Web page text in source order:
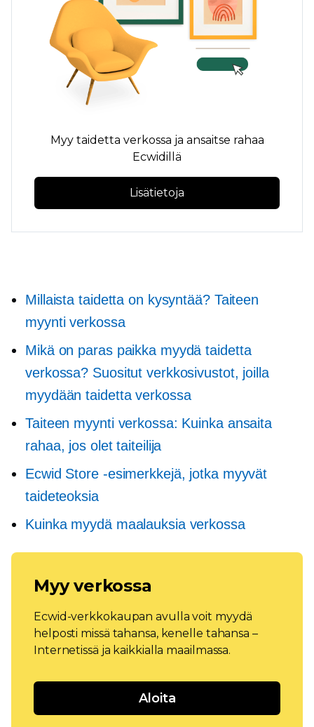
Myy taidetta verkossa ja ansaitse rahaa
Ecwidillä
Lisätietoja
Millaista taidetta on kysyntää? Taiteen
myynti verkossa
Mikä on paras paikka myydä taidetta
verkossa? Suositut verkkosivustot, joilla
myydään taidetta verkossa
Taiteen myynti verkossa: Kuinka ansaita
rahaa, jos olet taiteilija
Ecwid Store -esimerkkejä, jotka myyvät
taideteoksia
Kuinka myydä maalauksia verkossa
Myy verkossa
Ecwid-verkkokaupan avulla voit myydä
helposti missä tahansa, kenelle tahansa –
Internetissä ja kaikkialla maailmassa.
Aloita